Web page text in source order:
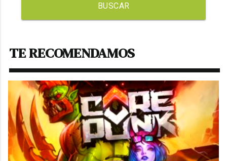
BUSCAR
TE RECOMENDAMOS